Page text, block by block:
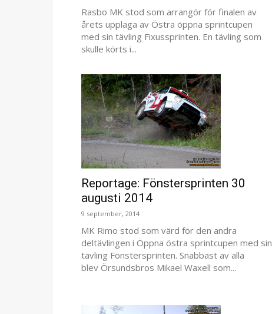
Rasbo MK stod som arrangör för finalen av
årets upplaga av Östra öppna sprintcupen
med sin tävling Fixussprinten. En tävling som
skulle körts i...
Reportage: Fönstersprinten 30
augusti 2014
9 september, 2014
MK Rimo stod som värd för den andra
deltävlingen i Öppna östra sprintcupen med sin
tävling Fönstersprinten. Snabbast av alla
blev Örsundsbros Mikael Waxell som...